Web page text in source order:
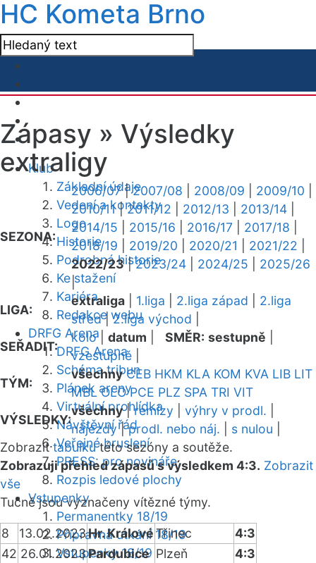
HC Kometa Brno
Klub
Základní údaje
Vedení a kontakty
Logo
Historie
Podrobná historie
Ke stažení
Kariéra
Redakce webu
DRFG Arena
DRFG Arena
Schéma tribun
Plánek areny
Virtuální prohlídka
Návštěvní řád
Veřejné bruslení
PRESS: pro novináře
Rozpis ledové plochy
Vstupenky
Permanentky 18/19
Přípravná utkání 18/19
Vstupenky 18/19
Zápasy » Výsledky
extraligy
SEZONA:
2006/07|2007/08 2008/09 2009/10
2010/11|2011/12 2012/13 2013/14
2014/15
2015/16 2016/17 2017/18
2018/19
2019/20 2020/21 2021/22
2022/23|2023/24 2024/25
2025/26
|
LIGA:
extraliga 1.liga 2.liga západ
2.liga
střed|2.liga východ
SEŘADIT:
kolo| datum SMĚR: sestupně
vzestupně
TÝM:
všechny CEB HKM KLA KOM KVA LIB LIT
MBL OLO PCE PLZ SPA TRI VIT
VÝSLEDKY:
všechny|remízy výhry v prodl.
nájezdy|prodl. nebo náj. s nulou
Zobrazittabulkutéto sezóny a soutěže.
Zobrazuji přehled zápasů s výsledkem 4:3. Zobrazit
vše
Tučně jsou vyznačeny vítězné týmy.
8 13.02.2023Hr. KrálovéTřinec
4:3
42 26.01.2023Pardubice Plzeň
4:3